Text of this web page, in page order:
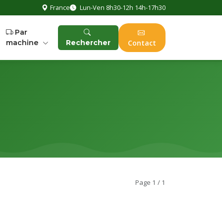
France Lun-Ven 8h30-12h 14h-17h30
Par
machine
Rechercher Contact
Page 1 / 1